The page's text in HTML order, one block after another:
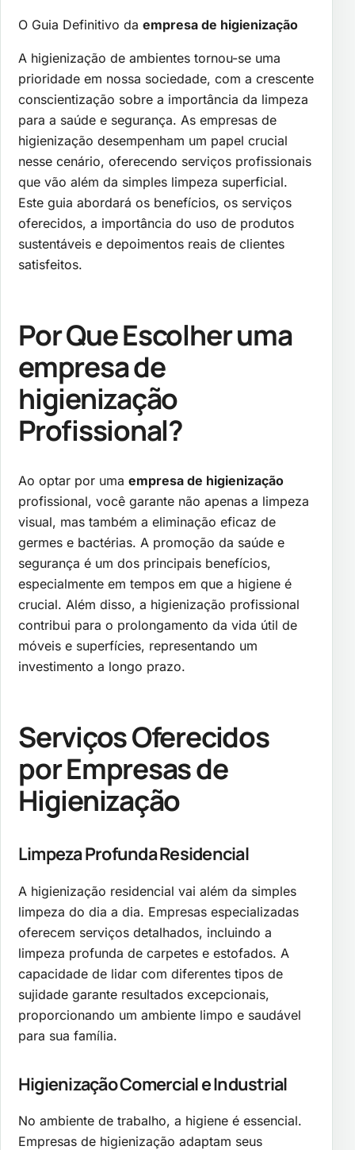
O Guia Definitivo da empresa de higienização
A higienização de ambientes tornou-se uma
prioridade em nossa sociedade, com a crescente
conscientização sobre a importância da limpeza
para a saúde e segurança. As empresas de
higienização desempenham um papel crucial
nesse cenário, oferecendo serviços profissionais
que vão além da simples limpeza superficial.
Este guia abordará os benefícios, os serviços
oferecidos, a importância do uso de produtos
sustentáveis e depoimentos reais de clientes
satisfeitos.
Por Que Escolher uma
empresa de
higienização
Profissional?
Ao optar por uma empresa de higienização
profissional, você garante não apenas a limpeza
visual, mas também a eliminação eficaz de
germes e bactérias. A promoção da saúde e
segurança é um dos principais benefícios,
especialmente em tempos em que a higiene é
crucial. Além disso, a higienização profissional
contribui para o prolongamento da vida útil de
móveis e superfícies, representando um
investimento a longo prazo.
Serviços Oferecidos
por Empresas de
Higienização
Limpeza Profunda Residencial
A higienização residencial vai além da simples
limpeza do dia a dia. Empresas especializadas
oferecem serviços detalhados, incluindo a
limpeza profunda de carpetes e estofados. A
capacidade de lidar com diferentes tipos de
sujidade garante resultados excepcionais,
proporcionando um ambiente limpo e saudável
para sua família.
Higienização Comercial e Industrial
No ambiente de trabalho, a higiene é essencial.
Empresas de higienização adaptam seus